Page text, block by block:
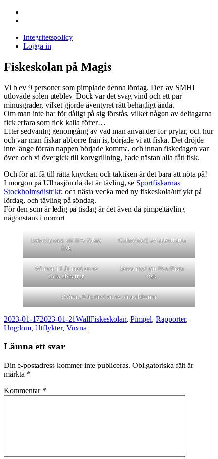
Sandasjön
Integritetspolicy
Logga in
Fiskeskolan på Magis
Vi blev 9 personer som pimplade denna lördag. Den av SMHI
utlovade solen uteblev. Dock var det svag vind och ett par
minusgrader, vilket gjorde äventyret rätt behagligt ändå.
Om man inte har för dåligt på sig förstås, vilket någon av deltagarna
fick erfara som fick kalla fötter…
Efter sedvanlig genomgång av vad man använder för prylar, och hur
och var man fiskar abborre från is, började vi att fiska. Det dröjde
inte länge förrän nappen började komma, och innan fiskedagen var
över, och vi övergick till korvgrillning, hade nästan alla fått fisk.
Och för att få till rätta knycken och taktiken är det bara att nöta på!
I morgon på Ullnasjön då det är tävling, se Sportfiskarnas
Stockholmsdistrikt; och nästa vecka med ny fiskeskola/utflykt på
lördag, och tävling på söndag.
För den som är ledig på tisdag är det även då pimpeltävling
någonstans i norrort.
Isabelle med sitt livs första
fisk
Carine med av abborrarna
Wilmer, 11 år, med en av
flera abborrar
Jenca med sitt livs första
fisk
Beiron, 6 år, med en av sina abborrar
Postat
2023-01-172023-01-21Författare
WallKategorier
Fiskeskolan, Pimpel, Rapporter,
Ungdom, Utflykter, Vuxna
Lämna ett svar
Din e-postadress kommer inte publiceras. Obligatoriska fält är
märkta *
Kommentar *